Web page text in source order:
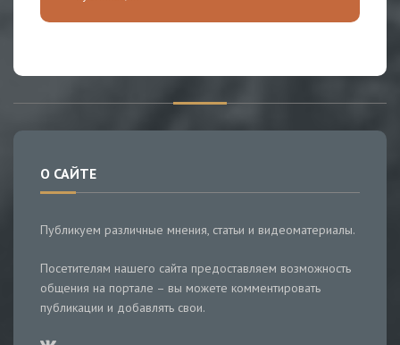
О САЙТЕ
Публикуем различные мнения, статьи и видеоматериалы.
Посетителям нашего сайта предоставляем возможность
общения на портале – вы можете комментировать
публикации и добавлять свои.